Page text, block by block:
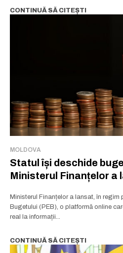
CONTINUĂ SĂ CITEȘTI
MOLDOVA
Statul își deschide
Ministerul Finanțelor a
Ministerul Finanțelor a lansat, în regim
Bugetului (PEB), o platformă online
real la informații...
CONTINUĂ SĂ CITEȘTI